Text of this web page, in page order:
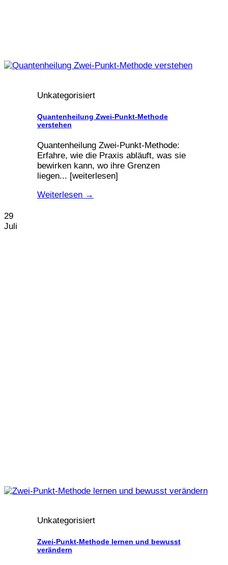
Unkategorisiert
Quantenheilung Zwei-Punkt-Methode
verstehen
Quantenheilung Zwei-Punkt-Methode:
Erfahre, wie die Praxis abläuft, was sie
bewirken kann, wo ihre Grenzen
liegen... [weiterlesen]
Weiterlesen →
29
Juli
Unkategorisiert
Zwei-Punkt-Methode lernen und bewusst
verändern